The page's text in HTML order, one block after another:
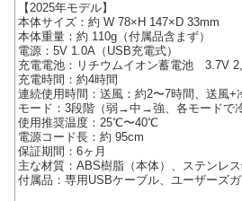
【2025年モデル】
本体サイズ：約 W 78×H 147×D 33mm
本体重量：約 110g（付属品含まず）
電源：5V 1.0A（USB充電式）
充電電池：リチウムイオン蓄電池 3.7V
充電時間：約4時間
連続使用時間：送風：約2〜7時間、送風+
モード：3段階（弱→中→強、各モードで
使用推奨温度：25℃〜40℃
電源コード長：約 95cm
保証期間：6ヶ月
主な材質：ABS樹脂（本体）、ステンレス
付属品：専用USBケーブル、ユーザーズガ